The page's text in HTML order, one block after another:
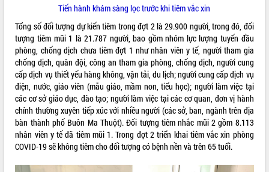
Khám bệnh, cấp phát thuốc miễn phí
và tặng quà người dân xã Cư Pui
Hội nghị UBND tỉnh Đắk Lắk thường kỳ
tháng 7/2026
Lễ truy tặng danh hiệu “Bà Mẹ Việt
Nam Anh hùng” và trao Huân chương
Lao động
UBND tỉnh Đắk Lắk triển khai nhiệm
vụ 6 tháng cuối năm 2026
ALBUM ẢNH
Tiến hành khám sàng lọc trước khi tiêm vắc xin
Tổng số đối tượng dự kiến tiêm trong đợt 2 là 29.900 người, trong đó, đối
tượng tiêm mũi 1 là 21.787 người, bao gồm nhóm lực lượng tuyến đầu
phòng, chống dịch chưa tiêm đợt 1 như nhân viên y tế, người tham gia
chống dịch, quân đội, công an tham gia phòng, chống dịch, người cung
cấp dịch vụ thiết yếu hàng không, vận tải, du lịch; người cung cấp dịch vụ
điện, nước, giáo viên (mẫu giáo, mầm non, tiểu học); người làm việc tại
các cơ sở giáo dục, đào tạo; người làm việc tại các cơ quan, đơn vị hành
chính thường xuyên tiếp xúc với nhiều người (các sở, ban, ngành trên địa
bàn thành phố Buôn Ma Thuột). Đối tượng tiêm nhắc mũi 2 gồm 8.113
nhân viên y tế đã tiêm mũi 1. Trong đợt 2 triển khai tiêm vắc xin phòng
COVID-19 sẽ không tiêm cho đối tượng có bệnh nền và trên 65 tuổi.